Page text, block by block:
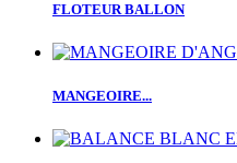
FLOTEUR BALLON
MANGEOIRE...